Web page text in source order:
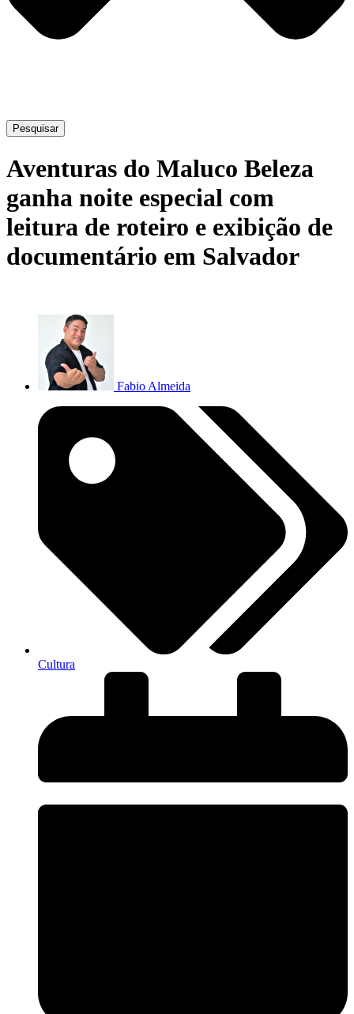
Pesquisar
Aventuras do Maluco Beleza
ganha noite especial com
leitura de roteiro e exibição de
documentário em Salvador
Fabio Almeida
Cultura